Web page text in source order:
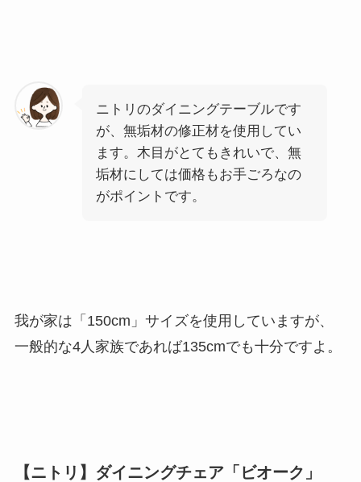
ニトリのダイニングテーブルです
が、無垢材の修正材を使用してい
ます。木目がとてもきれいで、無
垢材にしては価格もお手ごろなの
がポイントです。
我が家は「150cm」サイズを使用していますが、
一般的な4人家族であれば135cmでも十分ですよ。
【ニトリ】ダイニングチェア「ビオーク」